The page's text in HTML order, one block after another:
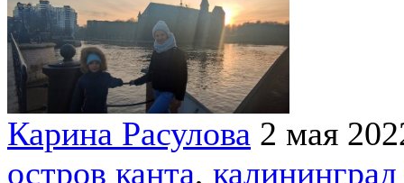
Карина Расулова 2 мая
остров канта, калининград